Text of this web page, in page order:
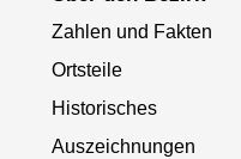
Zahlen und Fakten
Ortsteile
Historisches
Auszeichnungen